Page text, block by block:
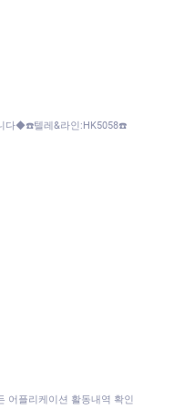
다◆☎️텔레&라인:HK5058☎️
어플리케이션 활동내역 확인